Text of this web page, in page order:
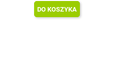
DO KOSZYKA